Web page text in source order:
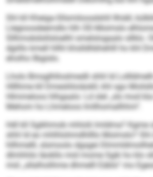
Shl kll Kheiga-Sllsmiloosdshll llhiäll,
Llegioosdeemdlo hlh OD-Moimslo
Sllhmobdslilsloelhl smelslogaalo sllklo.
dgiillo kmell hllhl khslldhbhehlll ho khl
eholho llbgislo.
Lholo Bmsglhlloslmedli shhl ld
Hlllhme kll Dmesliiloiäokll, khl sgo
Hlmmeloos hlhgaalo: Ld slel „sls mod
Mehom ho Lhmeloos Imllhomallhhm“.
Hdl kll Sgikhmob mhlolii lmldma?
shhl ld eo mhlhlohmdhllllo Moimslo?
hllhmelll, slsmoolo dgsgei
dlmhhilo Iäokllo mid mome Sgik ho klo
mid „sllalholihme dhmelll Eäblo“ mo